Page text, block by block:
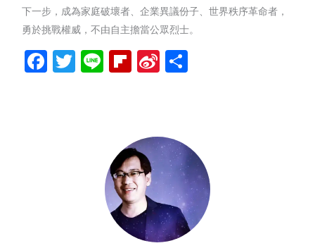
下一步，成為家庭破壞者、企業異議份子、世界秩序革命者，
勇於挑戰權威，不由自主擔當公眾烈士。
Facebook
Twitter
LineFlipboard
Sina